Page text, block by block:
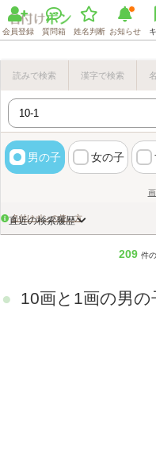
会員登録 質問箱 姓名判断 お知らせ
読みで検索 漢字で検索
男の子 女の子
名付けポンの使い方
直近の検索履歴
209 件
10画と1画の男